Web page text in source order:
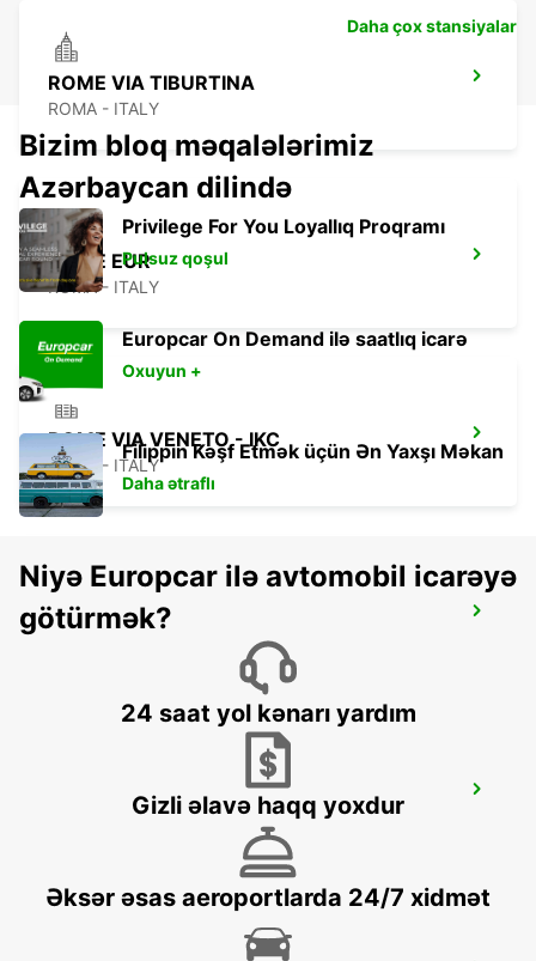
ROME VIA TIBURTINA
ROMA - ITALY
ROME EUR
ROMA - ITALY
ROME VIA VENETO - IKC
ROMA - ITALY
ROME PRATI FISCALI
ROME VATICAN STATE - IKC
ROMA - ITALY
Daha çox stansiyalar
Bizim bloq məqalələrimiz
Azərbaycan dilində
Privilege For You Loyallıq Proqramı
Pulsuz qoşul
Europcar On Demand ilə saatlıq icarə
Oxuyun +
Filippin Kəşf Etmək üçün Ən Yaxşı Məkan
Daha ətraflı
Niyə Europcar ilə avtomobil icarəyə
götürmək?
24 saat yol kənarı yardım
Gizli əlavə haqq yoxdur
Əksər əsas aeroportlarda 24/7 xidmət